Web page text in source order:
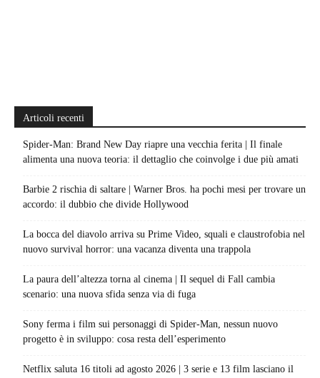
Articoli recenti
Spider-Man: Brand New Day riapre una vecchia ferita | Il finale
alimenta una nuova teoria: il dettaglio che coinvolge i due più amati
Barbie 2 rischia di saltare | Warner Bros. ha pochi mesi per trovare un
accordo: il dubbio che divide Hollywood
La bocca del diavolo arriva su Prime Video, squali e claustrofobia nel
nuovo survival horror: una vacanza diventa una trappola
La paura dell’altezza torna al cinema | Il sequel di Fall cambia
scenario: una nuova sfida senza via di fuga
Sony ferma i film sui personaggi di Spider-Man, nessun nuovo
progetto è in sviluppo: cosa resta dell’esperimento
Netflix saluta 16 titoli ad agosto 2026 | 3 serie e 13 film lasciano il